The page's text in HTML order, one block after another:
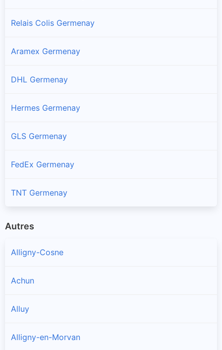
Relais Colis Germenay
Aramex Germenay
DHL Germenay
Hermes Germenay
GLS Germenay
FedEx Germenay
TNT Germenay
Autres
Alligny-Cosne
Achun
Alluy
Alligny-en-Morvan